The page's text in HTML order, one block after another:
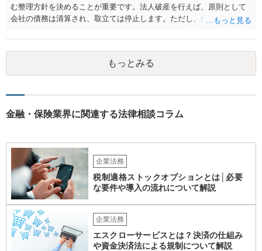
む整理方針を決めることが重要です。法人破産を行えば、原則として
会社の債務は清算され、取立ては停止します。ただし、代表者が連帯
ことが多いです。放置すると責任が拡大しやすいため、北海道の法律
事務所で法人破産の実績があるところを探して速やかに相談をして、
資金繰り・雇用・保証の有無を整理した上で進めるのが安全です。イ
ンターネットやココナラだけでなく、北海道の弁護士会などを頼りに
もっとみる
金融・保険業界に関連する法律相談コラム
企業法務
税制適格ストックオプションとは│必要
な要件や導入の流れについて解説
企業法務
エスクローサービスとは？決済の仕組み
や資金決済法による規制について解説